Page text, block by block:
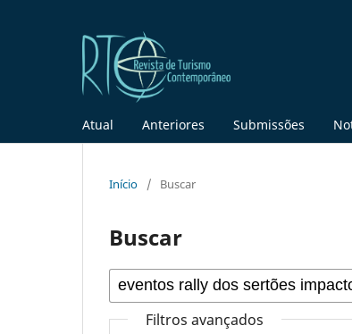
Atual Anteriores Submissões
Início / Buscar
Buscar
Filtros avançados